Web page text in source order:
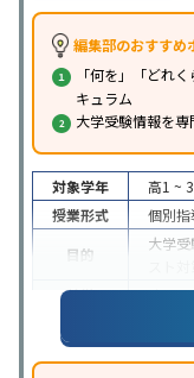
編集部のおすすめ
「何を」「どれ
キュラム
大学受験情報を
対象学年 高1 ~ 3
授業形式
個別
目的
大学受
スト
特徴
オン